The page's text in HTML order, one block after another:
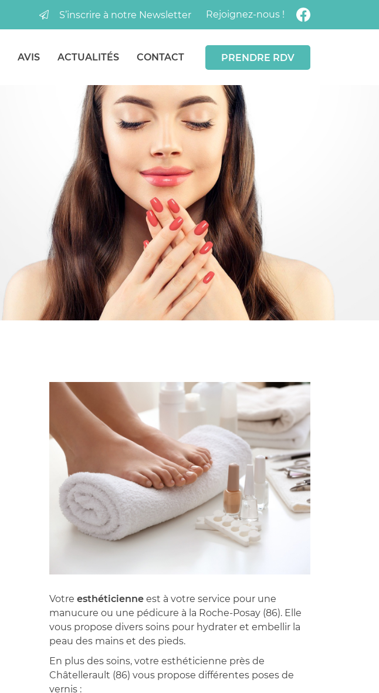
S’inscrire à notre Newsletter Rejoignez-nous !
AVIS ACTUALITÉS CONTACT PRENDRE RDV
Votre esthéticienne est à votre service pour une
manucure ou une pédicure à la Roche-Posay (86). Elle
vous propose divers soins pour hydrater et embellir la
peau des mains et des pieds.
En plus des soins, votre esthéticienne près de
Châtellerault (86) vous propose différentes poses de
vernis :